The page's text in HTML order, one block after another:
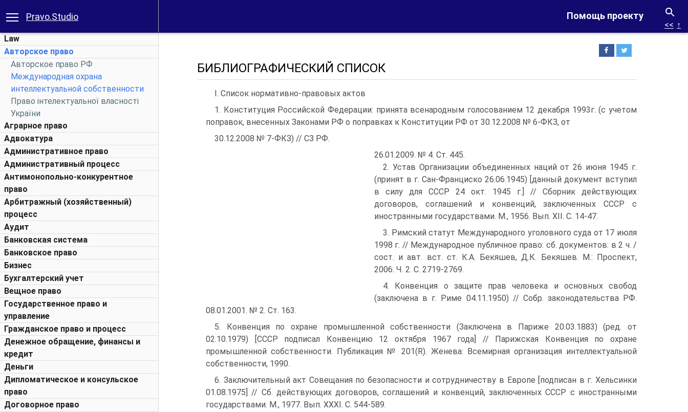
Помощь проекту
Pravo.Studio
Law
Авторское право
Авторское право РФ
Международная охрана
интеллектуальной собственности
Право інтелектуальної власності
України
Аграрное право
Адвокатура
Административное право
Административный процесс
Антимонопольно-конкурентное
право
Арбитражный (хозяйственный)
процесс
Аудит
Банковская система
Банковское право
Бизнес
Бухгалтерский учет
Вещное право
Государственное право и
управление
Гражданское право и процесс
Денежное обращение, финансы и
кредит
Деньги
Дипломатическое и консульское
право
Договорное право
<< ↑
БИБЛИОГРАФИЧЕСКИЙ СПИСОК
I. Список нормативно-правовых актов
1. Конституция Российской Федерации: принята всенародным голосованием 12 декабря 1993г. (с учетом
поправок, внесенных Законами РФ о поправках к Конституции РФ от 30.12.2008 № 6-ФКЗ, от
30.12.2008 № 7-ФКЗ) // СЗ РФ.
26.01.2009. № 4. Ст. 445.
2. Устав Организации объединенных наций от 26 июня 1945 г.
(принят в г. Сан-Франциско 26.06.1945) [данный документ вступил
в силу для СССР 24 окт. 1945 г.] // Сборник действующих
договоров, соглашений и конвенций, заключенных СССР с
иностранными государствами. М., 1956. Вып. XII. С. 14-47.
3. Римский статут Международного уголовного суда от 17 июля
1998 г. // Международное публичное право: сб. документов: в 2 ч. /
сост. и авт. вст. ст. К.А. Бекяшев, Д.К. Бекяшев. М.: Проспект,
2006. Ч. 2. С. 2719-2769.
4. Конвенция о защите прав человека и основных свобод
(заключена в г. Риме 04.11.1950) // Собр. законодательства РФ.
08.01.2001. № 2. Ст. 163.
5. Конвенция по охране промышленной собственности (Заключена в Париже 20.03.1883) (ред. от
02.10.1979) [СССР подписал Конвенцию 12 октября 1967 года] // Парижская Конвенция по охране
промышленной собственности. Публикация № 201(R). Женева: Всемирная организация интеллектуальной
собственности, 1990.
6. Заключительный акт Совещания по безопасности и сотрудничеству в Европе [подписан в г. Хельсинки
01.08.1975] // Сб. действующих договоров, соглашений и конвенций, заключенных СССР с иностранными
государствами. М., 1977. Вып. XXXI. С. 544-589.